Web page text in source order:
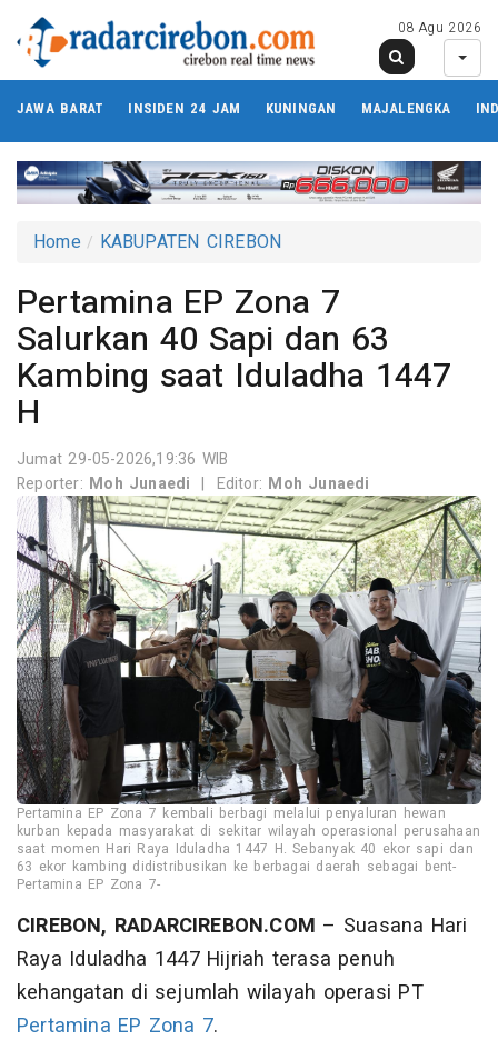
08 Agu 2026
JAWA BARAT INSIDEN 24 JAM KUNINGAN MAJALENGKA
Home KABUPATEN CIREBON
Pertamina EP Zona 7
Salurkan 40 Sapi dan 63
Kambing saat Iduladha 1447
H
Jumat 29-05-2026,19:36 WIB
Reporter: Moh Junaedi | Editor: Moh Junaedi
Pertamina EP Zona 7 kembali berbagi melalui penyaluran hewan
kurban kepada masyarakat di sekitar wilayah operasional perusahaan
saat momen Hari Raya Iduladha 1447 H. Sebanyak 40 ekor sapi dan
63 ekor kambing didistribusikan ke berbagai daerah sebagai bent-
Pertamina EP Zona 7-
CIREBON, RADARCIREBON.COM – Suasana Hari
Raya Iduladha 1447 Hijriah terasa penuh
kehangatan di sejumlah wilayah operasi PT
Pertamina EP Zona 7.